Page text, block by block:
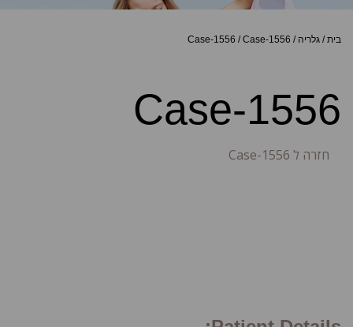
בית/ גלריה /
Case-1556 /Case-1556
Case-1556
חזרה ל Case-1556